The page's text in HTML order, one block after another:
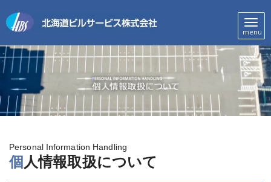
メ
ニ
ュ
ー
menu
Personal Information Handling
個 人情報取扱について